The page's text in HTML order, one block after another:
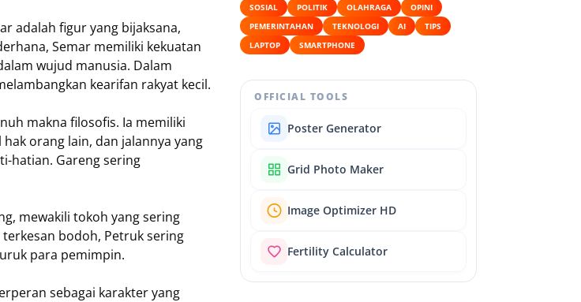
adalah figur yang bijaksana,
Semar memiliki kekuatan
wujud manusia. Dalam
kearifan rakyat kecil.
makna filosofis. Ia memiliki
orang lain, dan jalannya yang
hatian. Gareng sering
mewakili tokoh yang sering
bodoh, Petruk sering
para pemimpin.
sebagai karakter yang
SOSIAL POLITIK OLAHRAGA
OPINI
PEMERINTAHAN
TEKNOLOGI AI
TIPS
LAPTOP
SMARTPHONE
OFFICIAL TOOLS
Poster Generator
Grid Photo Maker
Image Optimizer HD
Fertility Calculator